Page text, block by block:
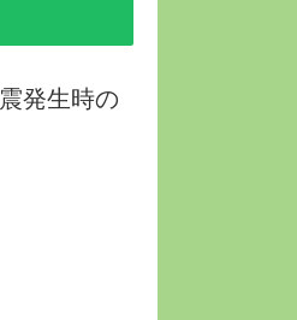
発生時の